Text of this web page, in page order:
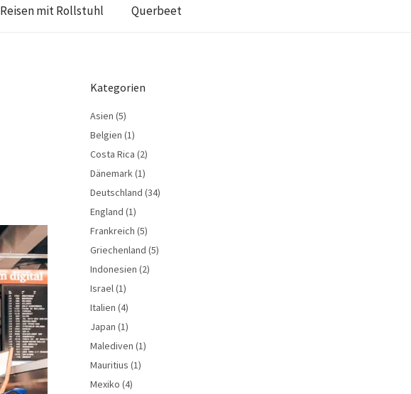
Reisen mit Rollstuhl Querbeet
Kategorien
Asien (5)
Belgien (1)
Costa Rica (2)
Dänemark(1)
Deutschland (34)
England (1)
Frankreich (5)
Griechenland (5)
Indonesien (2)
Israel(1)
Italien (4)
Japan (1)
Malediven (1)
Mauritius (1)
Mexiko (4)